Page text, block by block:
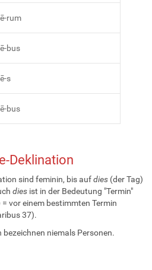
rum
bus
s
bus
Deklination
sind feminin, bis aufdies (der Tag)
dies ist in der Bedeutung "Termin"
= vor einem bestimmten Termin
37).
niemals Personen.